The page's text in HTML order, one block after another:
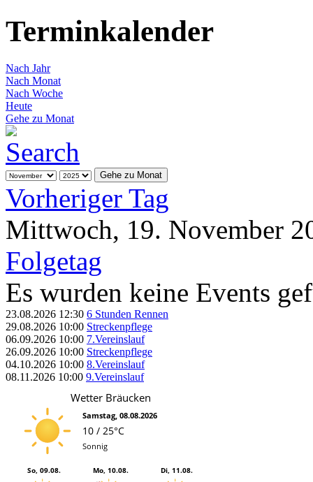
Terminkalender
Nach Jahr
Nach Monat
Nach Woche
Heute
Gehe zu Monat
Gehe zu Monat
Vorheriger Tag
Mittwoch, 19. November
Folgetag
Es wurden keine Events
23.08.2026 12:30 6 Stunden Rennen
29.08.2026 10:00 Streckenpflege
06.09.2026 10:00 7.Vereinslauf
26.09.2026 10:00 Streckenpflege
04.10.2026 10:00 8.Vereinslauf
08.11.2026 10:00 9.Vereinslauf
Wetter Bräucken
Samstag, 08.08.2026
10 / 25°C
Sonnig
So, 09.08. Mo, 10.08. Di, 11.08.